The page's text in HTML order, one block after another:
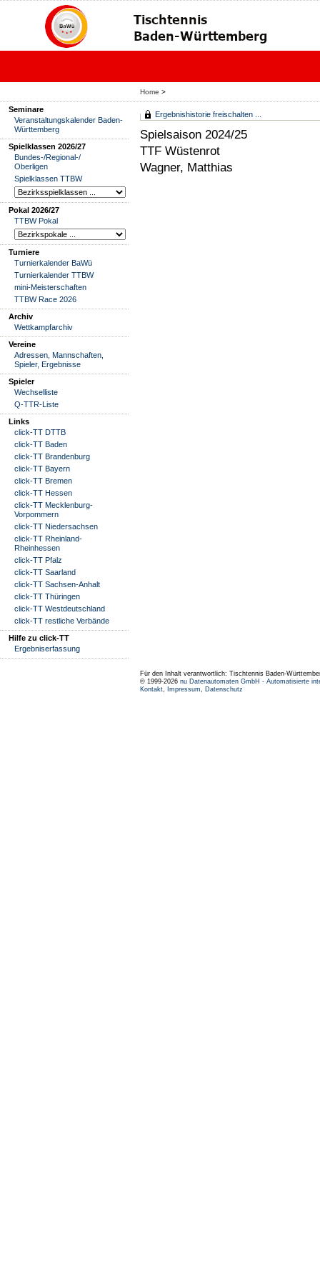
Home >
Seminare
Veranstaltungskalender Baden-
Württemberg
Spielklassen 2026/27
Bundes-/Regional-/
Oberligen
Spielklassen TTBW
Pokal 2026/27
TTBW Pokal
Turniere
Turnierkalender BaWü
Turnierkalender TTBW
mini-Meisterschaften
TTBW Race 2026
Archiv
Wettkampfarchiv
Vereine
Adressen, Mannschaften,
Spieler, Ergebnisse
Spieler
Wechselliste
Q-TTR-Liste
Links
click-TT DTTB
click-TT Baden
click-TT Brandenburg
click-TT Bayern
click-TT Bremen
click-TT Hessen
click-TT Mecklenburg-
Vorpommern
click-TT Niedersachsen
click-TT Rheinland-
Rheinhessen
click-TT Pfalz
click-TT Saarland
click-TT Sachsen-Anhalt
click-TT Thüringen
click-TT Westdeutschland
click-TT restliche Verbände
Hilfe zu click-TT
Ergebniserfassung
Ergebnishistorie freischalten ...
Spielsaison 2024/25
TTF Wüstenrot
Wagner, Matthias
Für den Inhalt verantwortlich: Tischtennis Baden-
© 1999-2026 nu Datenautomaten GmbH - Automatisierte
Kontakt, Impressum, Datenschutz